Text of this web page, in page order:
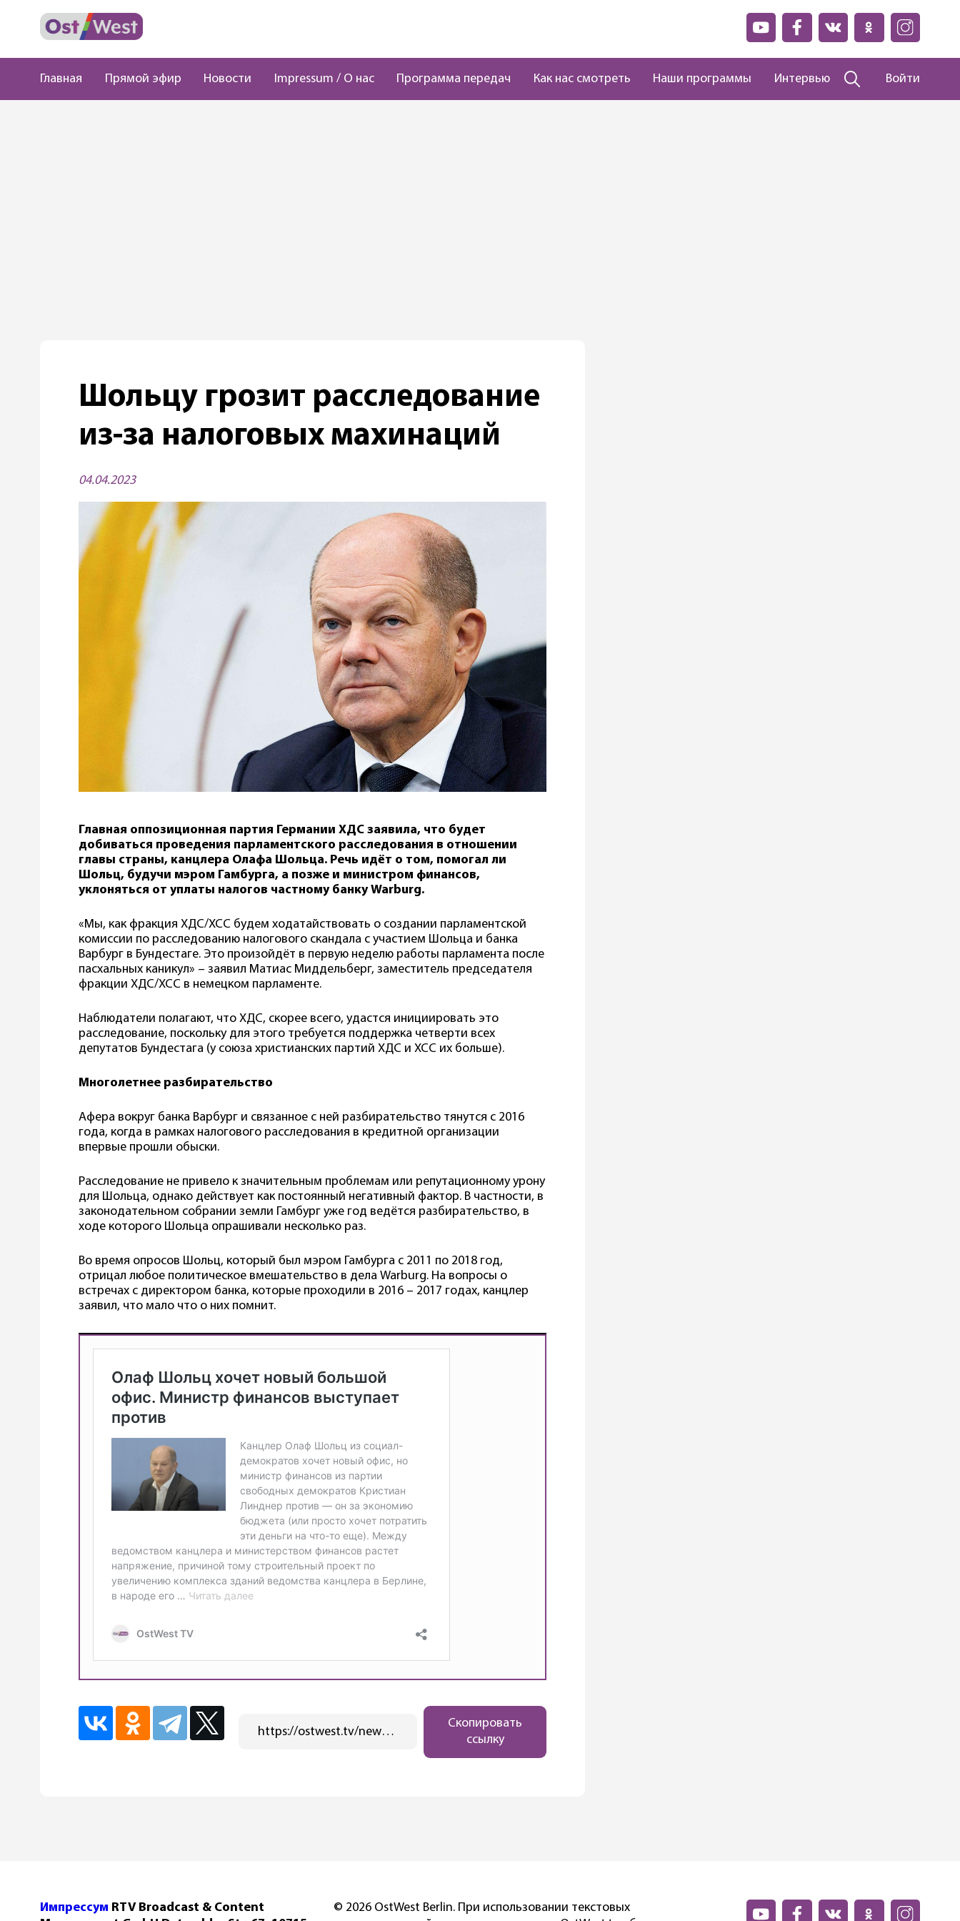
Главная Прямой эфир Новости Impressum / О нас Программа передач Как нас смотреть Наши программы Интервью Войти
Шольцу грозит расследование
из-за налоговых махинаций
04.04.2023
Главная оппозиционная партия Германии ХДС заявила, что будет
добиваться проведения парламентского расследования в отношении
главы страны, канцлера Олафа Шольца. Речь идёт о том, помогал ли
Шольц, будучи мэром Гамбурга, а позже и министром финансов,
уклоняться от уплаты налогов частному банку Warburg.
«Мы, как фракция ХДС/ХСС будем ходатайствовать о создании парламентской
комиссии по расследованию налогового скандала с участием Шольца и банка
Варбург в Бундестаге. Это произойдёт в первую неделю работы парламента после
пасхальных каникул» – заявил Матиас Миддельберг, заместитель председателя
фракции ХДС/ХСС в немецком парламенте.
Наблюдатели полагают, что ХДС, скорее всего, удастся инициировать это
расследование, поскольку для этого требуется поддержка четверти всех
депутатов Бундестага (у союза христианских партий ХДС и ХСС их больше).
Многолетнее разбирательство
Афера вокруг банка Варбург и связанное с ней разбирательство тянутся с 2016
года, когда в рамках налогового расследования в кредитной организации
впервые прошли обыски.
Расследование не привело к значительным проблемам или репутационному урону
для Шольца, однако действует как постоянный негативный фактор. В частности, в
законодательном собрании земли Гамбург уже год ведётся разбирательство, в
ходе которого Шольца опрашивали несколько раз.
Во время опросов Шольц, который был мэром Гамбурга с 2011 по 2018 год,
отрицал любое политическое вмешательство в дела Warburg. На вопросы о
встречах с директором банка, которые проходили в 2016 – 2017 годах, канцлер
заявил, что мало что о них помнит.
https://ostwest.tv/news/sholcu-grozit-rassledovanie-iz-za-nalogovyh-mahinacij/
Скопировать
ссылку
Импрессум RTV Broadcast & Content
© 2026 OstWest Berlin. При использовании текстовых